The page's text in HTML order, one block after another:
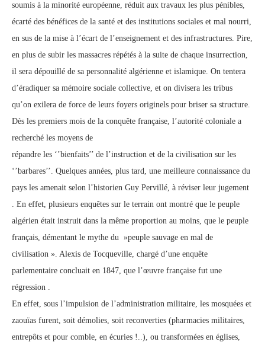
soumis à la minorité européenne, réduit aux travaux les plus pénibles,
écarté des bénéfices de la santé et des institutions sociales et mal nourri,
en sus de la mise à l’écart de l’enseignement et des infrastructures. Pire,
en plus de subir les massacres répétés à la suite de chaque insurrection,
il sera dépouillé de sa personnalité algérienne et islamique. On tentera
d’éradiquer sa mémoire sociale collective, et on divisera les tribus
qu’on exilera de force de leurs foyers originels pour briser sa structure.
Dès les premiers mois de la conquête française, l’autorité coloniale a
recherché les moyens de
répandre les ‘’bienfaits’’ de l’instruction et de la civilisation sur les
‘’barbares’’. Quelques années, plus tard, une meilleure connaissance du
pays les amenait selon l’historien Guy Pervillé, à réviser leur jugement
. En effet, plusieurs enquêtes sur le terrain ont montré que le peuple
algérien était instruit dans la même proportion au moins, que le peuple
français, démentant le mythe du »peuple sauvage en mal de
civilisation ». Alexis de Tocqueville, chargé d’une enquête
parlementaire concluait en 1847, que l’œuvre française fut une
régression .
En effet, sous l’impulsion de l’administration militaire, les mosquées et
zaouïas furent, soit démolies, soit reconverties (pharmacies militaires,
entrepôts et pour comble, en écuries !..), ou transformées en églises,